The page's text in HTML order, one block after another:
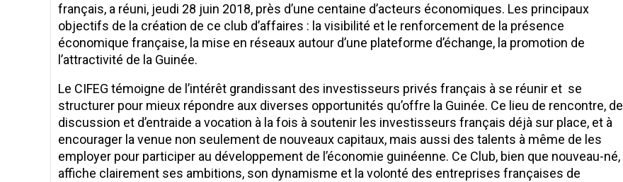
français, a réuni, jeudi 28 juin 2018, près d’une centaine d’acteurs économiques. Les principaux
objectifs de la création de ce club d’affaires : la visibilité et le renforcement de la présence
économique française, la mise en réseaux autour d’une plateforme d’échange, la promotion de
l’attractivité de la Guinée.
Le CIFEG témoigne de l’intérêt grandissant des investisseurs privés français à se réunir et se
structurer pour mieux répondre aux diverses opportunités qu’offre la Guinée. Ce lieu de rencontre, de
discussion et d’entraide a vocation à la fois à soutenir les investisseurs français déjà sur place, et à
encourager la venue non seulement de nouveaux capitaux, mais aussi des talents à même de les
employer pour participer au développement de l’économie guinéenne. Ce Club, bien que nouveau-né,
affiche clairement ses ambitions, son dynamisme et la volonté des entreprises françaises de